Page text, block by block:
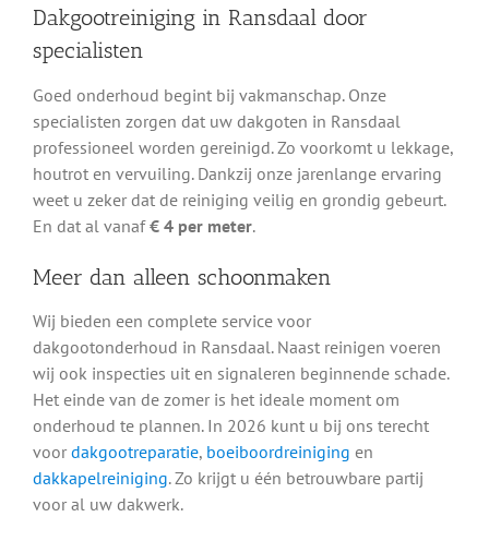
Dakgootreiniging in Ransdaal door
specialisten
Goed onderhoud begint bij vakmanschap. Onze
specialisten zorgen dat uw dakgoten in Ransdaal
professioneel worden gereinigd. Zo voorkomt u lekkage,
houtrot en vervuiling. Dankzij onze jarenlange ervaring
weet u zeker dat de reiniging veilig en grondig gebeurt.
En dat al vanaf€ 4 per meter.
Meer dan alleen schoonmaken
Wij bieden een complete service voor
dakgootonderhoud in Ransdaal. Naast reinigen voeren
wij ook inspecties uit en signaleren beginnende schade.
Het einde van de zomer is het ideale moment om
onderhoud te plannen. In 2026 kunt u bij ons terecht
voor dakgootreparatie, boeiboordreiniging en
dakkapelreiniging. Zo krijgt u één betrouwbare partij
voor al uw dakwerk.